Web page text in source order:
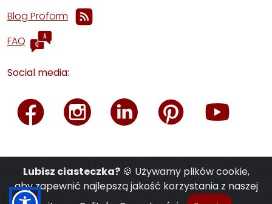
Blog Proform
FAQ
Social media:
Lubisz ciasteczka?🍪 Używamy plików cookie,
aby zapewnić najlepszą jakość korzystania z naszej